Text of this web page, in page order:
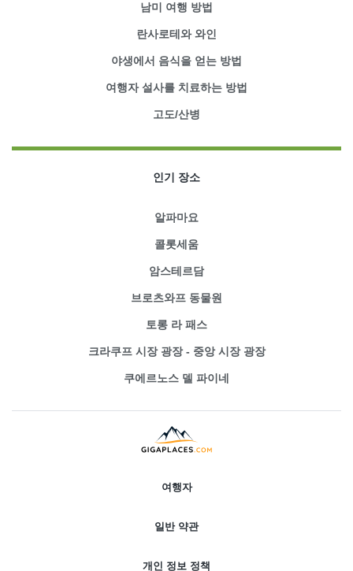
남미 여행 방법
란사로테와 와인
야생에서 음식을 얻는 방법
여행자 설사를 치료하는 방법
고도/산병
인기 장소
알파마요
콜롯세움
암스테르담
브로츠와프 동물원
토롱 라 패스
크라쿠프 시장 광장 - 중앙 시장 광장
쿠에르노스 델 파이네
여행자
일반 약관
개인 정보 정책